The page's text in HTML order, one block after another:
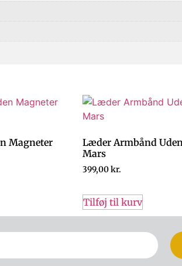
Magneter
Læder Armbånd
Mars
399,00kr.
Tilføj til kurv